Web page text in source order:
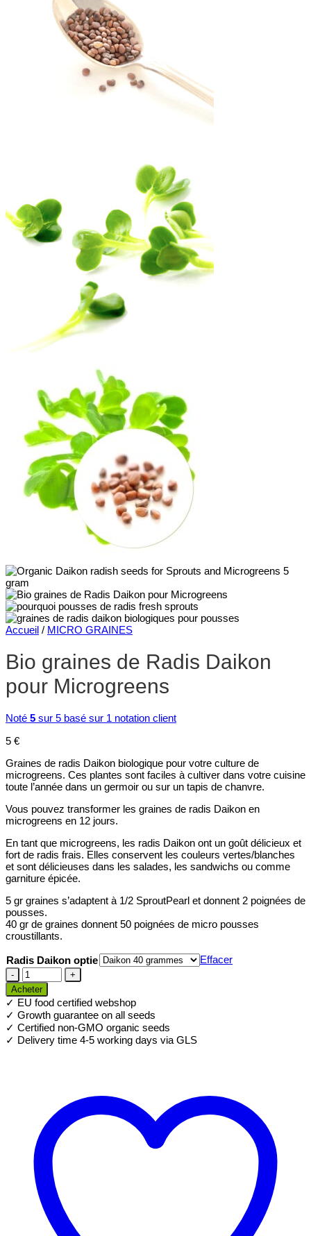
Accueil / MICRO GRAINES
Bio graines de Radis Daikon
pour Microgreens
Noté 5 sur 5 basé sur 1 notation client
5 €
Graines de radis Daikon biologique pour votre culture de
microgreens. Ces plantes sont faciles à cultiver dans votre cuisine
toute l’année dans un germoir ou sur un tapis de chanvre.
Vous pouvez transformer les graines de radis Daikon en
microgreens en 12 jours.
En tant que microgreens, les radis Daikon ont un goût délicieux et
fort de radis frais. Elles conservent les couleurs vertes/blanches
et sont délicieuses dans les salades, les sandwichs ou comme
garniture épicée.
5 gr graines s’adaptent à 1/2 SproutPearl et donnent 2 poignées de
pousses.
40 gr de graines donnent 50 poignées de micro pousses
croustillants.
Radis Daikon optie
Effacer
quantité
de
Bio
graines
de
Radis
Daikon
Acheter
✓ EU food certified webshop
✓ Growth guarantee on all seeds
✓ Certified non-GMO organic seeds
✓ Delivery time 4-5 working days via GLS